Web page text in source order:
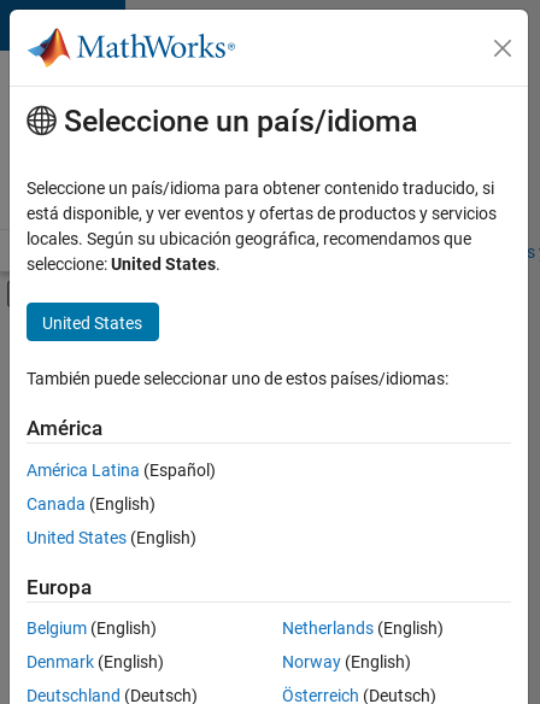
Saltar al contenido
Ofertas
de
empleo
MathWorks
Visión general Búsqueda de empleo Oficinas locales
Contenido principal
FILTRADO POR
Inside Sales
Sales Operations
Business Model Team
Ordenar por
Guardar
empleos
seleccionados
Seleccione un país/idioma
Seleccione un país/idioma para obtener contenido traducido, si
está disponible, y ver eventos y ofertas de productos y servicios
locales. Según su ubicación geográfica, recomendamos que
seleccione:United States.
United States
También puede seleccionar uno de estos países/idiomas:
América
América Latina (Español)
Canada (English)
United States (English)
Europa
Belgium (English)
Denmark (English)
Deutschland (Deutsch)
Netherlands(English)
Norway(English)
Österreich (Deutsch)